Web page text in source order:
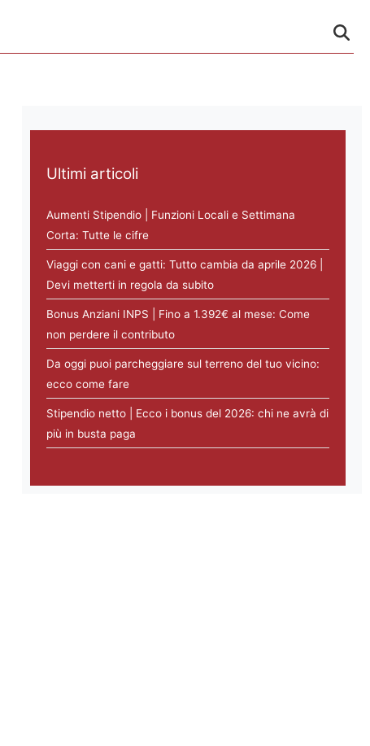
Ultimi articoli
Aumenti Stipendio | Funzioni Locali e Settimana
Corta: Tutte le cifre
Viaggi con cani e gatti: Tutto cambia da aprile 2026 |
Devi metterti in regola da subito
Bonus Anziani INPS | Fino a 1.392€ al mese: Come
non perdere il contributo
Da oggi puoi parcheggiare sul terreno del tuo vicino:
ecco come fare
Stipendio netto | Ecco i bonus del 2026: chi ne avrà di
più in busta paga